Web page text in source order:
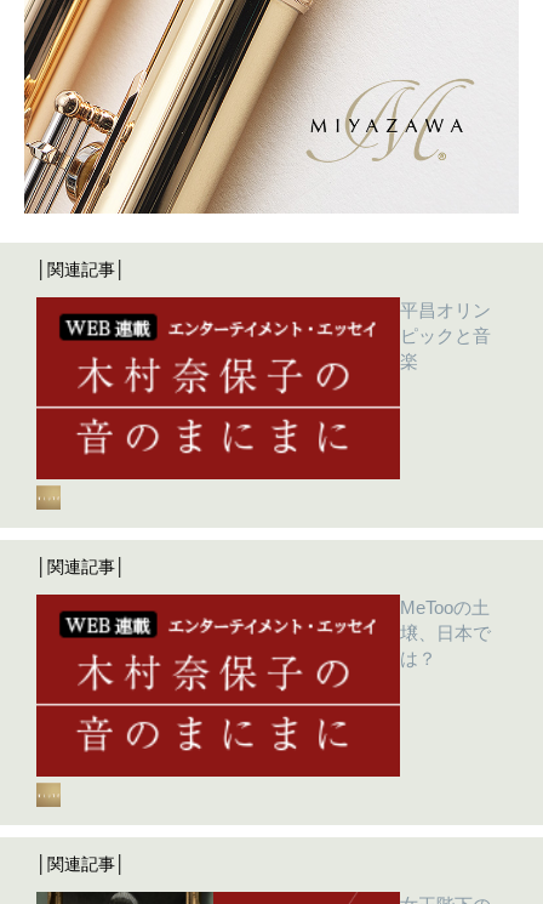
│関連記事│
平昌オリン
ピックと音
楽
│関連記事│
MeTooの土
壌、日本で
は？
│関連記事│